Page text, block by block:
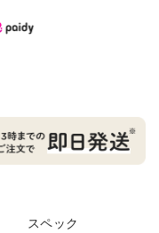
スペック